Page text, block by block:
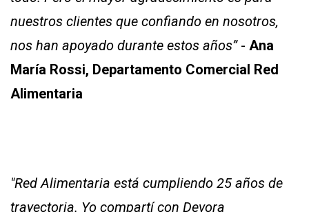
nuestros clientes que confiando en nosotros,
nos han apoyado durante estos años” - Ana
María Rossi, Departamento Comercial Red
Alimentaria
"Red Alimentaria está cumpliendo 25 años de
trayectoria. Yo compartí con Devora